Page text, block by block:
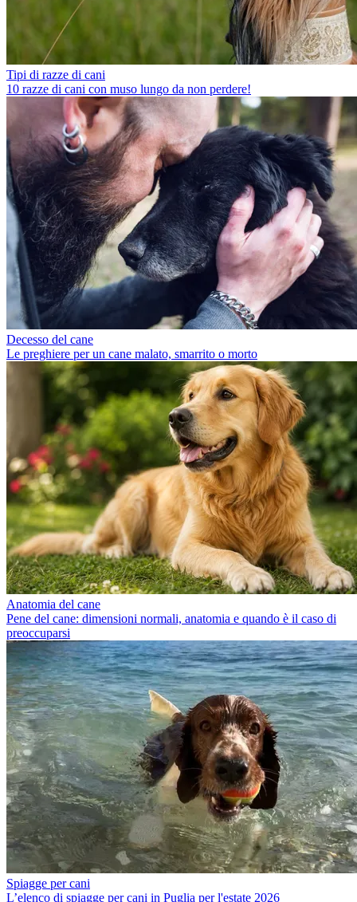
Tipi di razze di cani
10 razze di cani con muso lungo da non perdere!
Decesso del cane
Le preghiere per un cane malato, smarrito o morto
Anatomia del cane
Pene del cane: dimensioni normali, anatomia e quando è il caso di
preoccuparsi
Spiagge per cani
L’elenco di spiagge per cani in Puglia per l'estate 2026